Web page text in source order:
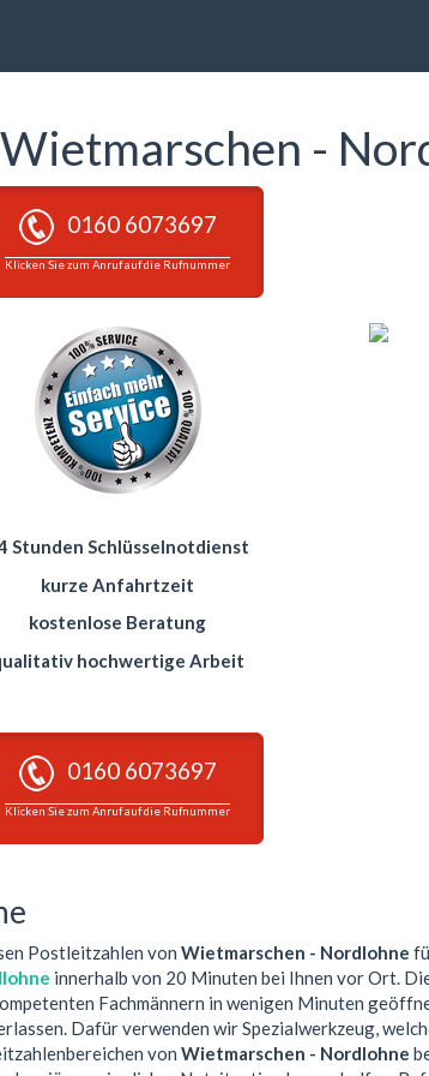
-
0160 6073697
Klicken Sie zum Anruf auf die Rufnummer
Stunden Schlüsselnotdienst
kurze Anfahrtzeit
kostenlose Beratung
hochwertige Arbeit
0160 6073697
Klicken Sie zum Anruf auf die Rufnummer
Postleitzahlen von Wietmarschen - Nordlohne
innerhalb von 20 Minuten bei Ihnen vor Ort.
Fachmännern in wenigen Minuten
Dafür verwenden wir Spezialwerkzeug,
von Wietmarschen - Nordlohne